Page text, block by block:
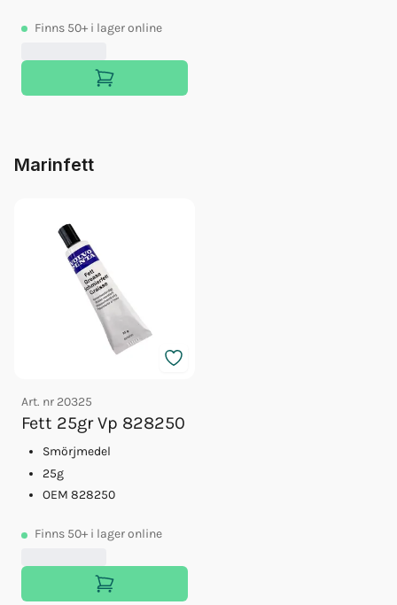
Finns 50+ i lager online
Marinfett
Art. nr 20325
Fett 25gr Vp 828250
Smörjmedel
25g
OEM 828250
Finns 50+ i lager online